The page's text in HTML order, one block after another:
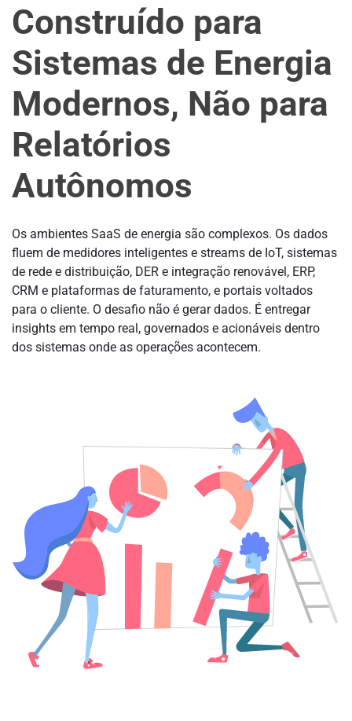
Construído para
Sistemas de Energia
Modernos, Não para
Relatórios
Autônomos
Os ambientes SaaS de energia são complexos. Os dados
fluem de medidores inteligentes e streams de IoT, sistemas
de rede e distribuição, DER e integração renovável, ERP,
CRM e plataformas de faturamento, e portais voltados
para o cliente. O desafio não é gerar dados. É entregar
insights em tempo real, governados e acionáveis dentro
dos sistemas onde as operações acontecem.